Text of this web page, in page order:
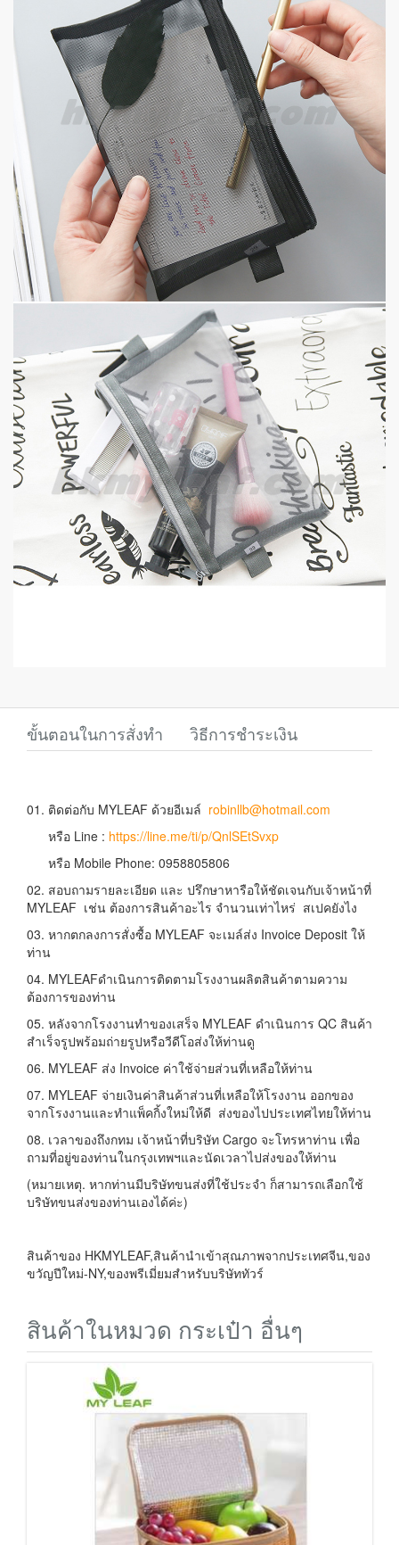
ขั้นตอนในการสั่งทำ วิธีการชำระเงิน
01. ติดต่อกับ MYLEAF ด้วยอีเมล์ robinllb@hotmail.com
หรือ Line : https://line.me/ti/p/QnlSEtSvxp
หรือ Mobile Phone: 0958805806
02. สอบถามรายละเอียด และ ปรึกษาหารือให้ชัดเจนกับเจ้าหน้าที่
MYLEAF เช่น ต้องการสินค้าอะไร จำนวนเท่าไหร่ สเปคยังไง
03. หากตกลงการสั่งซื้อ MYLEAF จะเมล์ส่ง Invoice Deposit ให้
ท่าน
04. MYLEAFดำเนินการติดตามโรงงานผลิตสินค้าตามความ
ต้องการของท่าน
05. หลังจากโรงงานทำของเสร็จ MYLEAF ดำเนินการ QC สินค้า
สำเร็จรูปพร้อมถ่ายรูปหรือวีดีโอส่งให้ท่านดู
06. MYLEAF ส่ง Invoice ค่าใช้จ่ายส่วนที่เหลือให้ท่าน
07. MYLEAF จ่ายเงินค่าสินค้าส่วนที่เหลือให้โรงงาน ออกของ
จากโรงงานและทำแพ็คกิ้งใหม่ให้ดี ส่งของไปประเทศไทยให้ท่าน
08. เวลาของถึงกทม เจ้าหน้าที่บริษัท Cargo จะโทรหาท่าน เพื่อ
ถามที่อยู่ของท่านในกรุงเทพฯและนัดเวลาไปส่งของให้ท่าน
(หมายเหตุ. หากท่านมีบริษัทขนส่งที่ใช้ประจำ ก็สามารถเลือกใช้
บริษัทขนส่งของท่านเองได้ค่ะ)
สินค้าของ HKMYLEAF,สินค้านำเข้าสุณภาพจากประเทศจีน,ของ
ขวัญปีใหม่-NY,ของพรีเมี่ยมสำหรับบริษัททัวร์
สินค้าในหมวด กระเป๋า อื่นๆ